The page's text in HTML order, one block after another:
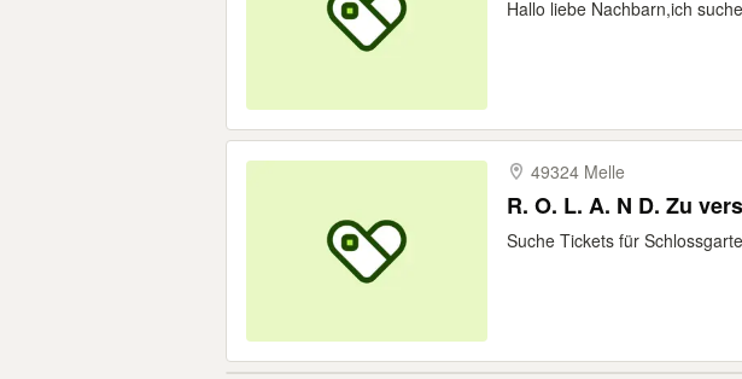
Hallo liebe Nachbarn,ich
49324 Melle
R. O. L. A. N D. Zu
Suche Tickets für